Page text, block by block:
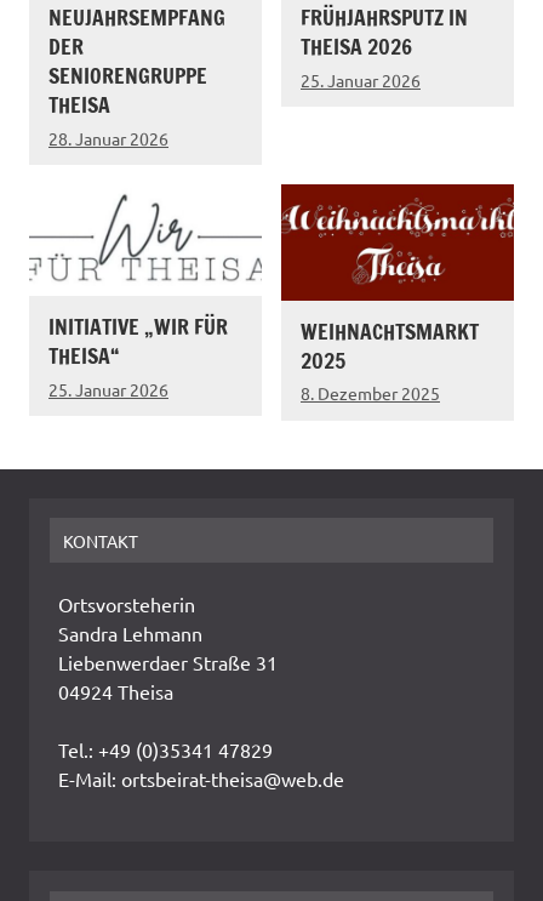
NEUJAHRSEMPFANG
DER
SENIORENGRUPPE
THEISA
28. Januar 2026
FRÜHJAHRSPUTZ IN
THEISA 2026
25. Januar 2026
INITIATIVE „WIR FÜR
THEISA“
25. Januar 2026
WEIHNACHTSMARKT
2025
8. Dezember 2025
KONTAKT
Ortsvorsteherin
Sandra Lehmann
Liebenwerdaer Straße 31
04924 Theisa
Tel.: +49 (0)35341 47829
E-Mail: ortsbeirat-theisa@web.de